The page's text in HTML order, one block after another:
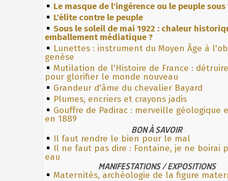
Le masque de l'ingérence ou le peuple
L'élite contre le peuple
Sous le soleil de mai 1922 : chaleur
emballement médiatique ?
Lunettes : instrument du Moyen Âge à
genèse
Mutilation de l'Histoire de France :
pour glorifier le monde nouveau
Grandeur d'âme du chevalier Bayard
Plumes, encriers et crayons jadis
Gouffre de Padirac : merveille géologique
en 1889
BON À SAVOIR
Il faut rendre le bien pour le mal
Il ne faut pas dire : Fontaine, je ne boirai
eau
MANIFESTATIONS / EXPOSITIONS
Maternités, archéologie de la figure